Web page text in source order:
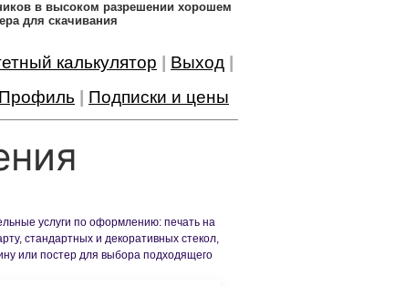
в высоком разрешении хорошем
для скачивания
калькулятор Выход
Профиль
Подписки и цены
услуги по оформлению: печать на
стандартных и декоративных стекол,
или постер для выбора подходящего